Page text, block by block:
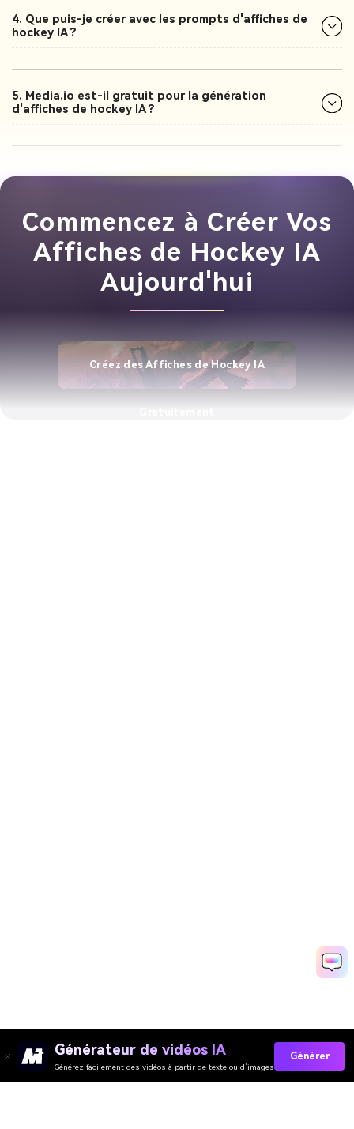
4. Que puis-je créer avec les prompts d'affiches de
hockey IA ?
5. Media.io est-il gratuit pour la génération
d'affiches de hockey IA ?
Commencez à Créer Vos
Affiches de Hockey IA
Aujourd'hui
Créez des Affiches de Hockey IA
Générateur de vidéos IA
Générez facilement des vidéos à partir de texte ou d’images
Générer